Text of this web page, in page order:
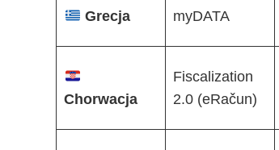
Grecja myDATA
Chorwacja
Fiscalization
2.0 (eRačun)